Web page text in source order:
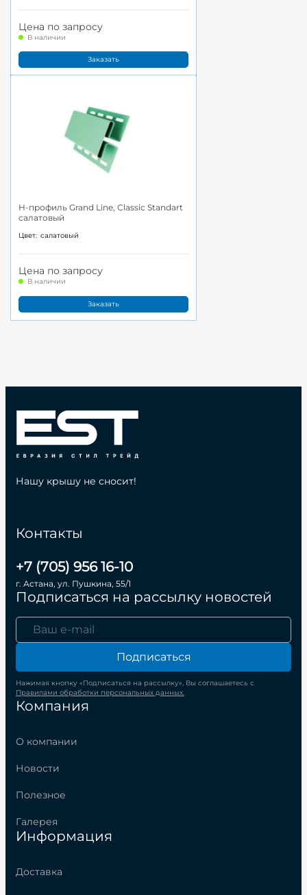
Цена по запросу
В наличии
Заказать
H-профиль Grand Line, Classic Standart
салатовый
Цвет: салатовый
Цена по запросу
В наличии
Заказать
Компания
О компании
Новости
Полезное
Галерея
Информация
Доставка
Контакты
+7 (705) 956 16-10
г. Астана, ул. Пушкина, 55/1
Подписаться на рассылку новостей
Подписаться
Нажимая кнопку «Подписаться на рассылку», Вы соглашаетесь с
Правилами обработки персональных данных.
Нашу крышу не сносит!